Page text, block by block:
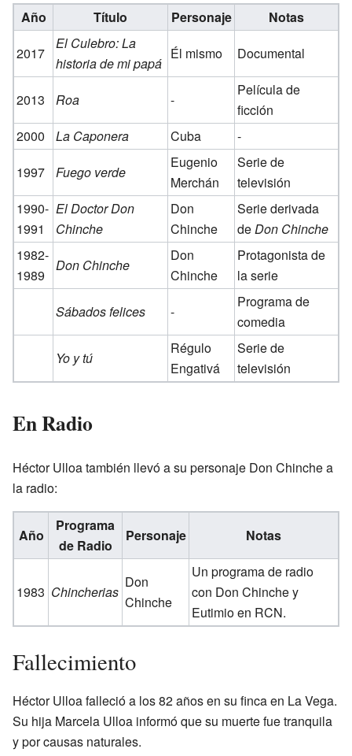
Año Título Personaje
Notas
2017
El Culebro: La
historia de mi papá
Él mismo Documental
2013 Roa -
Película de
ficción
2000
La Caponera Cuba
-
1997
Fuego verde
Eugenio
Merchán
Serie de
televisión
1990-
1991
El Doctor Don
Chinche
Don
Chinche
Serie derivada
deDon Chinche
1982-
1989
Don Chinche
Don
Chinche
Protagonista de
la serie
Sábados felices
-
Programa de
comedia
Yo y tú
Régulo
Engativá
Serie de
televisión
En Radio
Héctor Ulloa también llevó a su personaje Don Chinche a
la radio:
Año
Programa
de Radio
Personaje Notas
1983 Chincherias
Don
Chinche
Un programa de radio
con Don Chinche y
Eutimio en RCN.
Fallecimiento
Héctor Ulloa falleció a los 82 años en su finca en La Vega.
Su hija Marcela Ulloa informó que su muerte fue tranquila
y por causas naturales.